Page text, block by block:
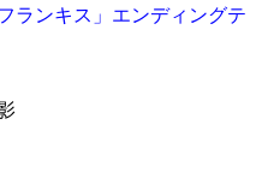
ランキス」エンディングテ